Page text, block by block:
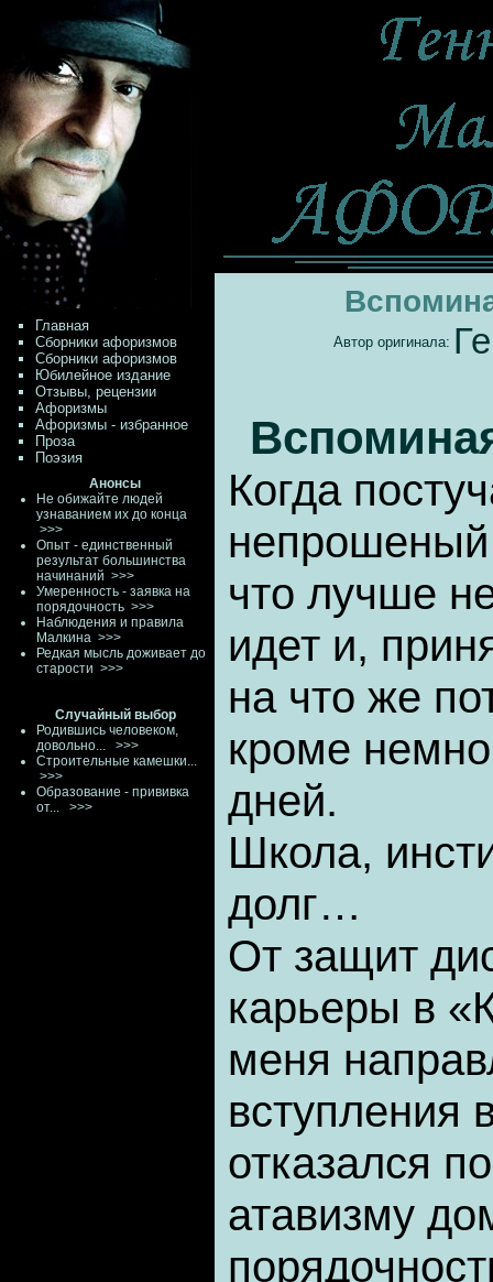
Главная
Сборники афоризмов
Сборники афоризмов
Юбилейное издание
Отзывы, рецензии
Афоризмы
Афоризмы - избранное
Проза
Поэзия
Анонсы
Не обижайте людей
узнаванием их до конца
>>>
Опыт - единственный
результат большинства
начинаний >>>
Умеренность - заявка на
порядочность >>>
Наблюдения и правила
Малкина >>>
Редкая мысль доживает до
старости >>>
Случайный выбор
Родившись человеком,
довольно...
>>>
Строительные камешки...
>>>
Образование - прививка
от...
>>>
Автор оригинала:
Когда
что лучше
идет и,
на что же
кроме
дней.
Школа,
долг…
От защит
карьеры в
меня
вступления
отказался
атавизму